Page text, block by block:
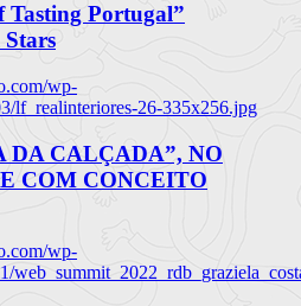
Tasting Portugal”
Stars
wp-
lf_realinteriores-26-335x256.jpg
DA CALÇADA”, NO
COM CONCEITO
wp-